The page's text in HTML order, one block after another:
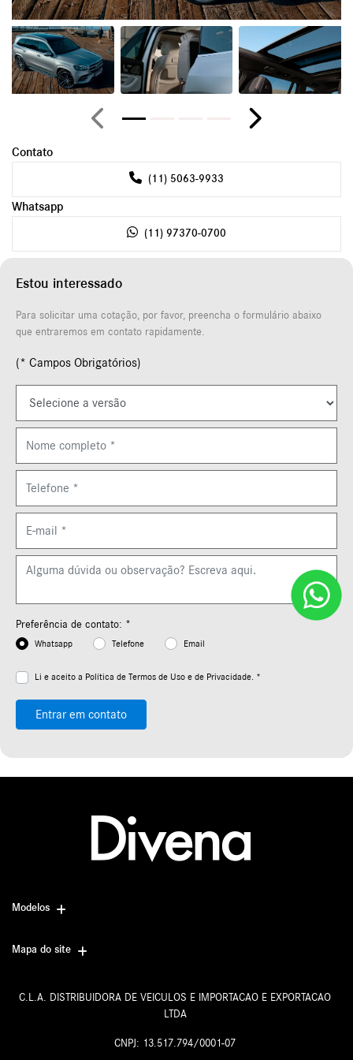
Estou interessado
Para solicitar uma cotação, por favor, preencha o formulário abaixo
que entraremos em contato rapidamente.
(* Campos Obrigatórios)
Preferência de contato: *
Whatsapp Telefone Email
Li e aceito a Política de Termos de Uso e de Privacidade. *
Entrar em contato
Anterior Próximo
Contato
(11) 5063-9933
Whatsapp
(11) 97370-0700
Modelos
Mapa do site
C.L.A. DISTRIBUIDORA DE VEICULOS E IMPORTACAO E EXPORTACAO
LTDA
CNPJ: 13.517.794/0001-07